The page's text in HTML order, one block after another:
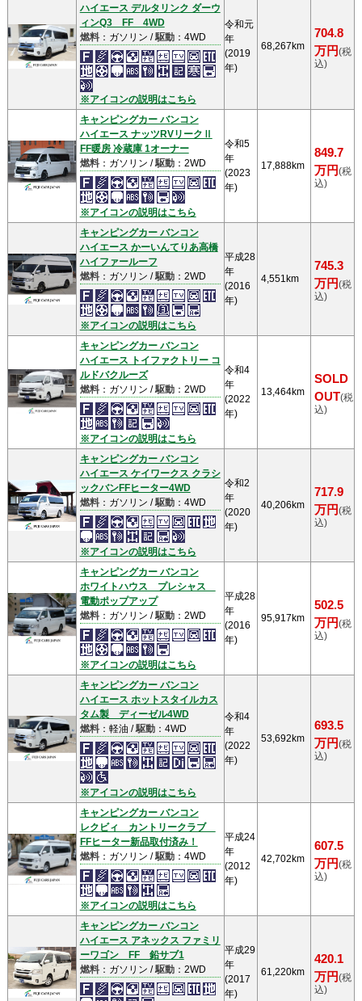
ハイエース デルタリンク ダーウ
ィンQ3 FF 4WD
燃料：ガソリン /駆動：4WD
※アイコンの説明はこちら
令和元
年
(2019
年)
68,267km
704.8
万円(税
込)
キャンピングカー バンコン
ハイエース ナッツRVリークⅡ
FF暖房 冷蔵庫 1オーナー
燃料：ガソリン /駆動：2WD
※アイコンの説明はこちら
令和5
年
(2023
年)
17,888km
849.7
万円(税
込)
キャンピングカー バンコン
ハイエース かーいんてりあ高橋
ハイファールーフ
燃料：ガソリン /駆動：2WD
※アイコンの説明はこちら
平成28
年
(2016
年)
4,551km
745.3
万円(税
込)
キャンピングカー バンコン
ハイエース トイファクトリー コ
ルドバクルーズ
燃料：ガソリン /駆動：2WD
※アイコンの説明はこちら
令和4
年
(2022
年)
13,464km
SOLD
OUT(税
込)
キャンピングカー バンコン
ハイエース ケイワークス クラシ
ックバンFFヒーター4WD
燃料：ガソリン /駆動：4WD
※アイコンの説明はこちら
令和2
年
(2020
年)
40,206km
717.9
万円(税
込)
キャンピングカー バンコン
ホワイトハウス プレシャス
電動ポップアップ
燃料：ガソリン /駆動：2WD
※アイコンの説明はこちら
平成28
年
(2016
年)
95,917km
502.5
万円(税
込)
キャンピングカー バンコン
ハイエース ホットスタイルカス
タム製 ディーゼル4WD
燃料：軽油 /駆動：4WD
※アイコンの説明はこちら
令和4
年
(2022
年)
53,692km
693.5
万円(税
込)
キャンピングカー バンコン
レクビィ カントリークラブ
FFヒーター新品取付済み！
燃料：ガソリン /駆動：4WD
※アイコンの説明はこちら
平成24
年
(2012
年)
42,702km
607.5
万円(税
込)
キャンピングカー バンコン
ハイエース アネックス ファミリ
ーワゴン FF 鉛サブ1
燃料：ガソリン /駆動：2WD
平成29
年
(2017
年)
61,220km
420.1
万円(税
込)